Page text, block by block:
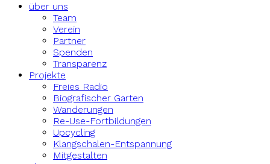
über uns
Team
Verein
Partner
Spenden
Transparenz
Projekte
Freies Radio
Biografischer Garten
Wanderungen
Re-Use-Fortbildungen
Upcycling
Klangschalen-Entspannung
Mitgestalten